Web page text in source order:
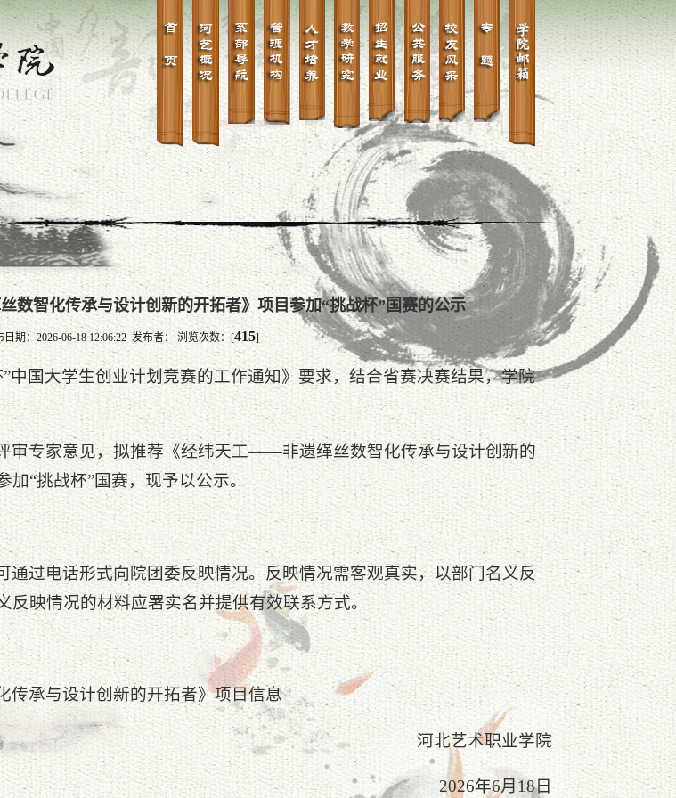
智化传承与设计创新的开拓者》项目参加“挑战杯”国赛的公示
日期：2026-06-18 12:06:22 发布者： 浏览次数：[415]
中国大学生创业计划竞赛的工作通知》要求，结合省赛决赛结果，学院
审专家意见，拟推荐《经纬天工——非遗缂丝数智化传承与设计创新的
加“挑战杯”国赛，现予以公示。
通过电话形式向院团委反映情况。反映情况需客观真实，以部门名义反
反映情况的材料应署实名并提供有效联系方式。
承与设计创新的开拓者》项目信息
河北艺术职业学院
2026年6月18日